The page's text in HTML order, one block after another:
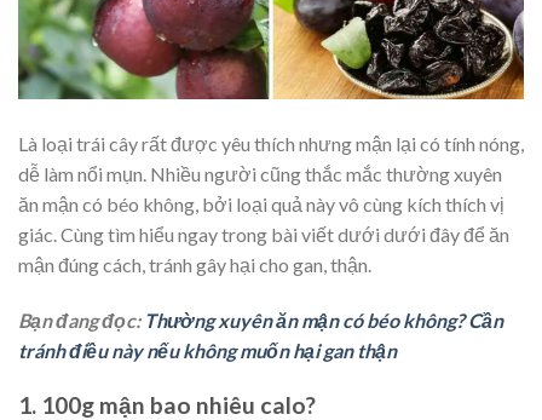
Là loại trái cây rất được yêu thích nhưng mận lại có tính nóng,
dễ làm nổi mụn. Nhiều người cũng thắc mắc thường xuyên
ăn mận có béo không, bởi loại quả này vô cùng kích thích vị
giác. Cùng tìm hiểu ngay trong bài viết dưới dưới đây để ăn
mận đúng cách, tránh gây hại cho gan, thận.
Bạn đang đọc: Thường xuyên ăn mận có béo không? Cần
tránh điều này nếu không muốn hại gan thận
1. 100g mận bao nhiêu calo?